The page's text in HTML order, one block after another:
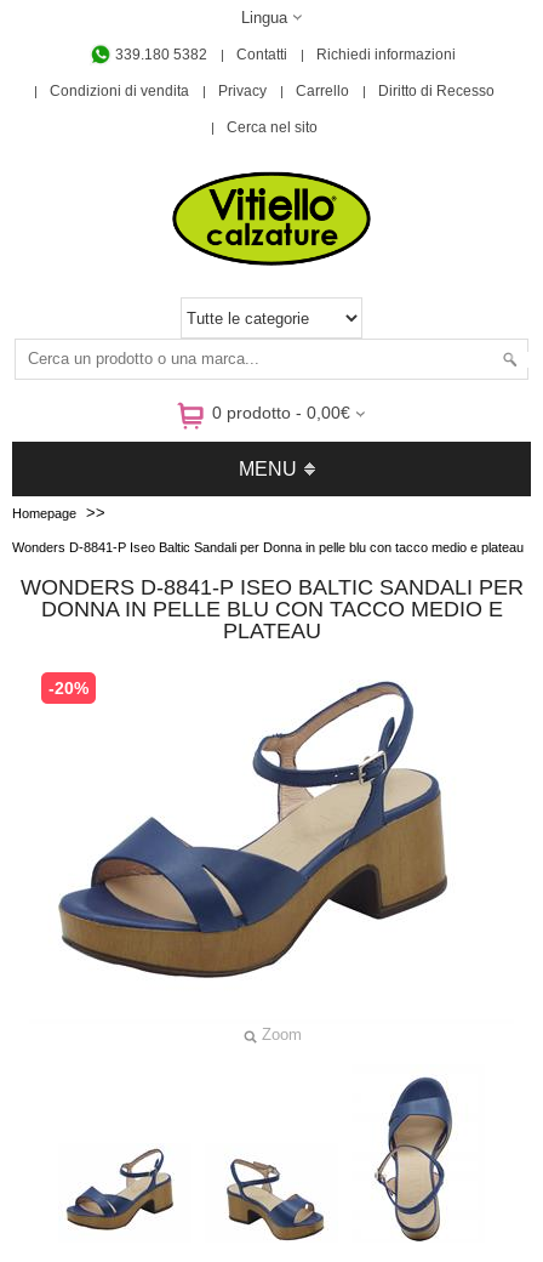
Lingua
339.180 5382 Contatti Richiedi informazioni
Condizioni di vendita Privacy Carrello Diritto di Recesso
Cerca nel sito
0 prodotto - 0,00€
MENU
Homepage >>
Wonders D-8841-P Iseo Baltic Sandali per Donna in pelle blu con tacco medio e plateau
WONDERS D-8841-P ISEO BALTIC SANDALI PER
DONNA IN PELLE BLU CON TACCO MEDIO E
PLATEAU
Zoom
-20%